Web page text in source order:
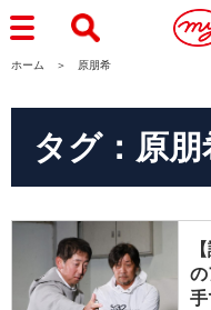
ホーム 原朋希
タグ：原朋